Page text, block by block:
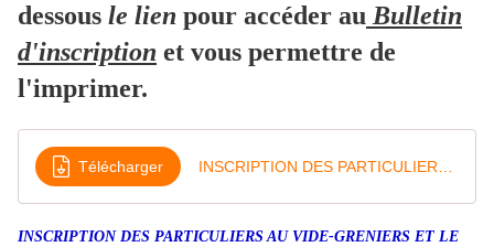
dessous le lien pour accéder au Bulletin
d'inscription et vous permettre de
l'imprimer.
Télécharger
INSCRIPTION DES PARTICULIERS AU VIDE-GRENIERS ET LE